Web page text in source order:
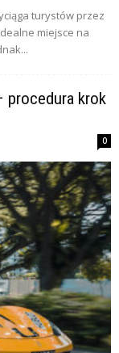
turystów przez
miejsce na
procedura krok
0